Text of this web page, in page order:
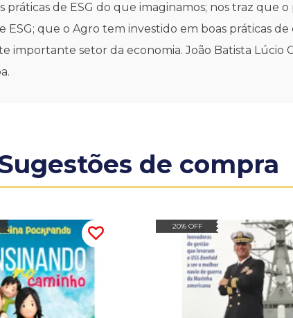
de ESG do que imaginamos; nos traz que
ESG; que o Agro tem investido em boas práticas
importante setor da economia. João Batista Lúcio
de compra
20% OFF